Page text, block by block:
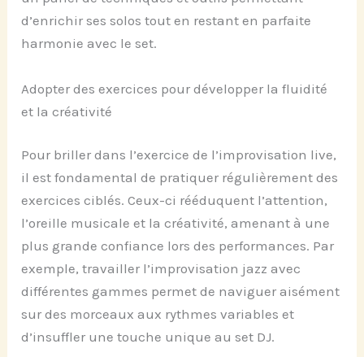
d’enrichir ses solos tout en restant en parfaite
harmonie avec le set.
Adopter des exercices pour développer la fluidité
et la créativité
Pour briller dans l’exercice de l’improvisation live,
il est fondamental de pratiquer régulièrement des
exercices ciblés. Ceux-ci rééduquent l’attention,
l’oreille musicale et la créativité, amenant à une
plus grande confiance lors des performances. Par
exemple, travailler l’improvisation jazz avec
différentes gammes permet de naviguer aisément
sur des morceaux aux rythmes variables et
d’insuffler une touche unique au set DJ.